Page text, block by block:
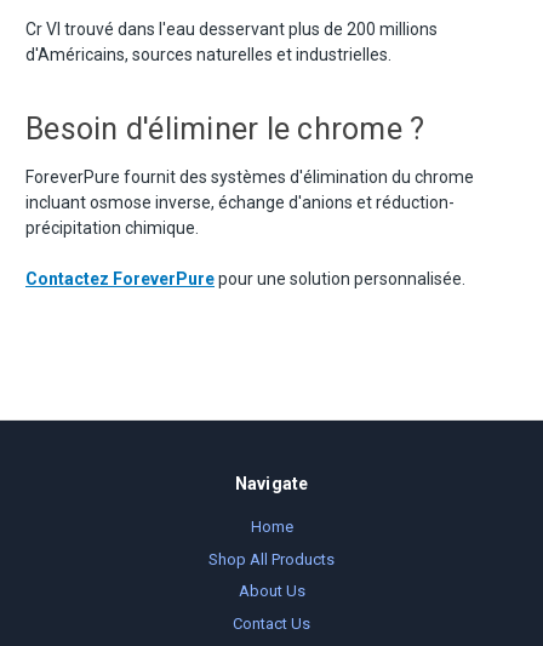
Cr VI trouvé dans l'eau desservant plus de 200 millions
d'Américains, sources naturelles et industrielles.
Besoin d'éliminer le chrome ?
ForeverPure fournit des systèmes d'élimination du chrome
incluant osmose inverse, échange d'anions et réduction-
précipitation chimique.
Contactez ForeverPurepour une solution personnalisée.
Navigate
Home
Shop All Products
About Us
Contact Us